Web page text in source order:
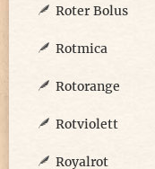
Roter Bolus
Rotmica
Rotorange
Rotviolett
Royalrot